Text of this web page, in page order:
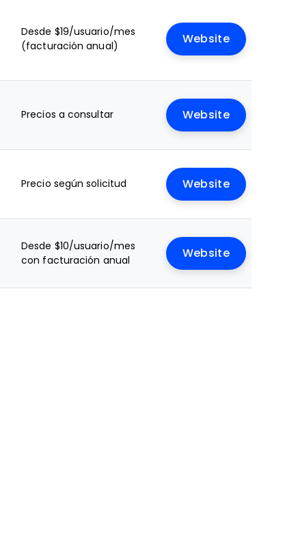
Desde $19/usuario/mes
(facturación anual)
Website
Precios a consultar Website
Precio según solicitud Website
Desde $10/usuario/mes
con facturación anual
Website